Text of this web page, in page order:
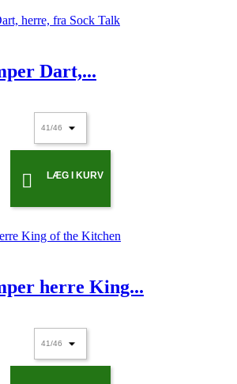
Dart,...
 LÆG I KURV
herre King...